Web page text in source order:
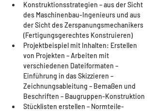
Konstruktionsstrategien – aus der Sicht
des Maschinenbau-Ingenieurs und aus
der Sicht des Zerspanungsmechanikers
(Fertigungsgerechtes Konstruieren)
Projektbeispiel mit Inhalten: Erstellen
von Projekten – Arbeiten mit
verschiedenen Dateiformaten –
Einführung in das Skizzieren –
Zeichnungsableitung – Bemaßen und
Beschriften – Baugruppen-Konstruktion
Stücklisten erstellen – Normteile-